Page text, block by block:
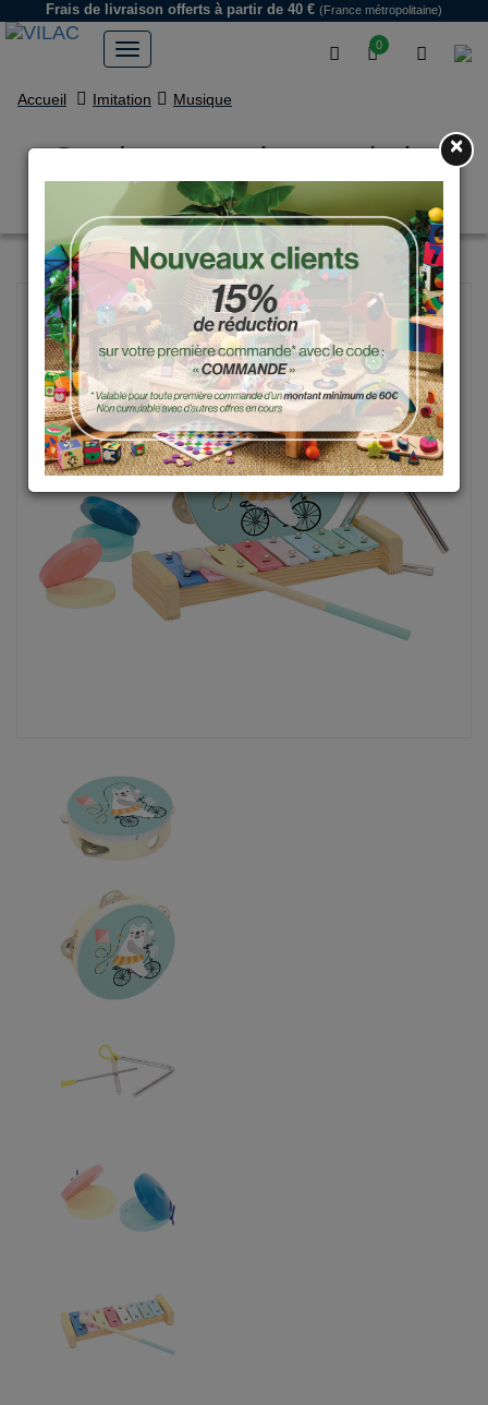
0
Frais de livraison offerts à partir de 40 € (France métropolitaine)
Accueil Imitation Musique
Set de percussions en bois,
Ours blanc - Michelle Carlslund
×